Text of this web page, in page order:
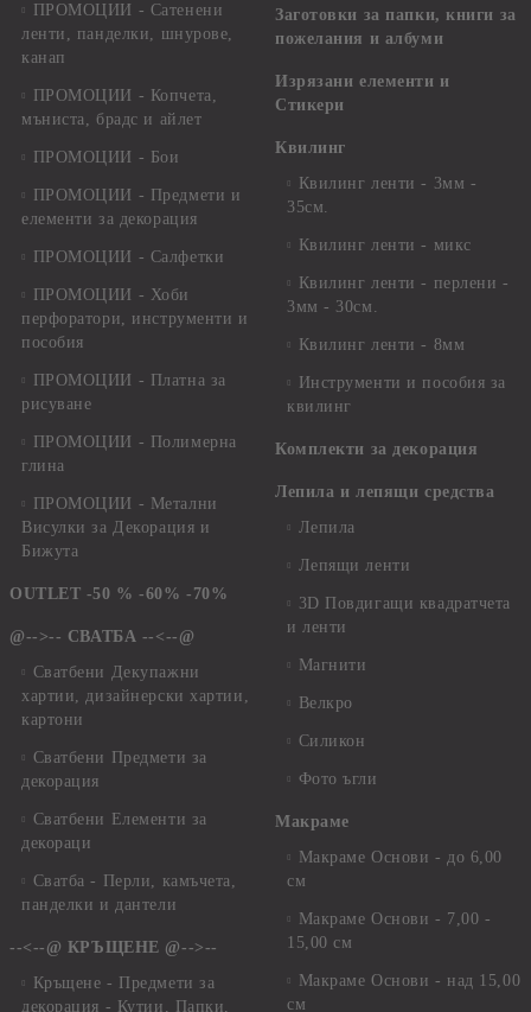
ПРОМОЦИИ - Сатенени
ленти, панделки, шнурове,
канап
ПРОМОЦИИ - Копчета,
мъниста, брадс и айлет
ПРОМОЦИИ - Бои
ПРОМОЦИИ - Предмети и
елементи за декорация
ПРОМОЦИИ - Салфетки
ПРОМОЦИИ - Хоби
перфоратори, инструменти и
пособия
ПРОМОЦИИ - Платна за
рисуване
ПРОМОЦИИ - Полимерна
глина
ПРОМОЦИИ - Метални
Висулки за Декорация и
Бижута
OUTLET -50 % -60% -70%
@-->-- СВАТБА --<--@
Сватбени Декупажни
хартии, дизайнерски хартии,
картони
Сватбени Предмети за
декорация
Сватбени Елементи за
декораци
Сватба - Перли, камъчета,
панделки и дантели
--<--@ КРЪЩЕНЕ @-->--
Кръщене - Предмети за
декорация - Кутии, Папки,
Заготовки за папки, книги за
пожелания и албуми
Изрязани елементи и
Стикери
Квилинг
Квилинг ленти - 3мм -
35см.
Квилинг ленти - микс
Квилинг ленти - перлени -
3мм - 30см.
Квилинг ленти - 8мм
Инструменти и пособия за
квилинг
Комплекти за декорация
Лепила и лепящи средства
Лепила
Лепящи ленти
3D Повдигащи квадратчета
и ленти
Магнити
Велкро
Силикон
Фото ъгли
Макраме
Макраме Основи - до 6,00
см
Макраме Основи - 7,00 -
15,00 см
Макраме Основи - над 15,00
см